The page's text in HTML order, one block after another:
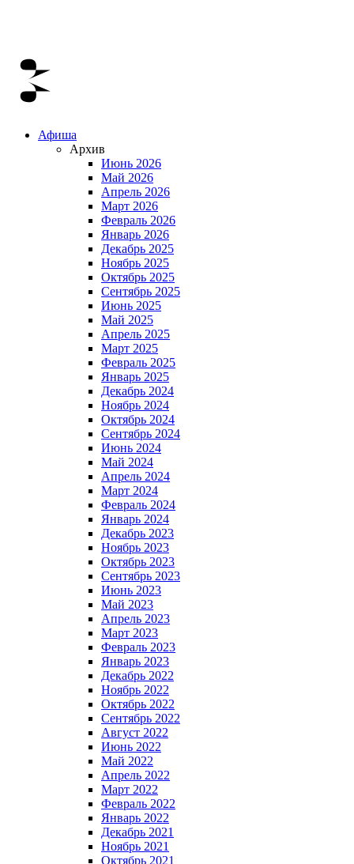
Афиша
Архив
Июнь 2026
Май 2026
Апрель 2026
Март 2026
Февраль 2026
Январь 2026
Декабрь 2025
Ноябрь 2025
Октябрь 2025
Сентябрь 2025
Июнь 2025
Май 2025
Апрель 2025
Март 2025
Февраль 2025
Январь 2025
Декабрь 2024
Ноябрь 2024
Октябрь 2024
Сентябрь 2024
Июнь 2024
Май 2024
Апрель 2024
Март 2024
Февраль 2024
Январь 2024
Декабрь 2023
Ноябрь 2023
Октябрь 2023
Сентябрь 2023
Июнь 2023
Май 2023
Апрель 2023
Март 2023
Февраль 2023
Январь 2023
Декабрь 2022
Ноябрь 2022
Октябрь 2022
Сентябрь 2022
Август 2022
Июнь 2022
Май 2022
Апрель 2022
Март 2022
Февраль 2022
Январь 2022
Декабрь 2021
Ноябрь 2021
Октябрь 2021